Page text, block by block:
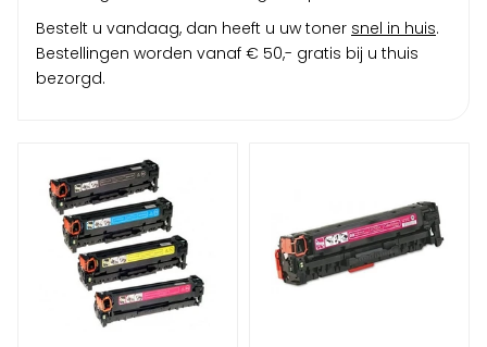
Bestelt u vandaag, dan heeft u uw toner snel in huis.
Bestellingen worden vanaf € 50,- gratis bij u thuis
bezorgd.